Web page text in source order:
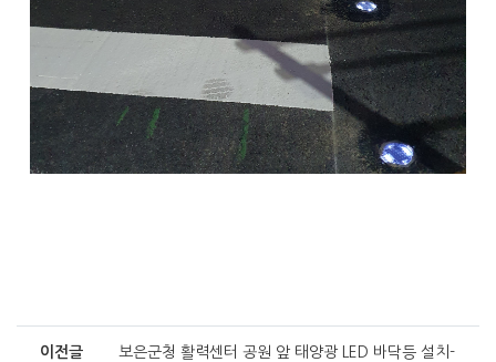
이전글
보은군청 활력센터 공원 앞 태양광 LED 바닥등 설치-